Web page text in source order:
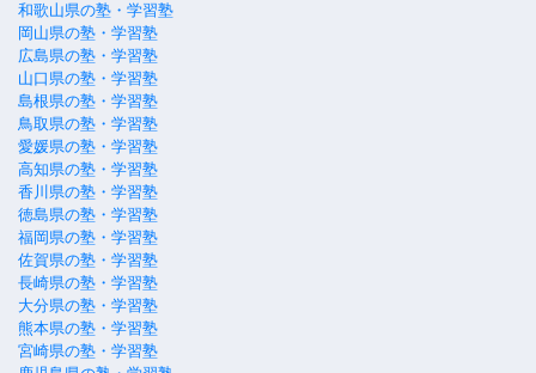
和歌山県の塾・学習塾
岡山県の塾・学習塾
広島県の塾・学習塾
山口県の塾・学習塾
島根県の塾・学習塾
鳥取県の塾・学習塾
愛媛県の塾・学習塾
高知県の塾・学習塾
香川県の塾・学習塾
徳島県の塾・学習塾
福岡県の塾・学習塾
佐賀県の塾・学習塾
長崎県の塾・学習塾
大分県の塾・学習塾
熊本県の塾・学習塾
宮崎県の塾・学習塾